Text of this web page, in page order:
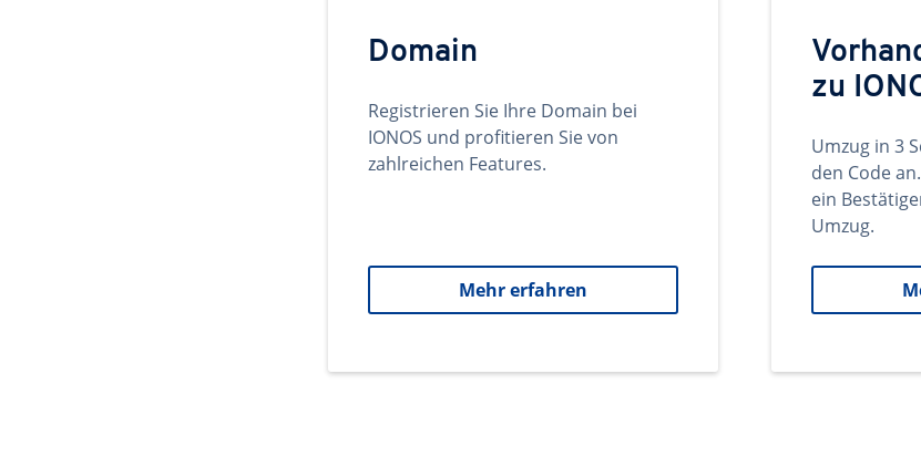
Domain
Registrieren Sie Ihre Domain bei
IONOS und profitieren Sie von
zahlreichen Features.
Mehr erfahren
zu
Umzug in 3
den Code
ein
Umzug.